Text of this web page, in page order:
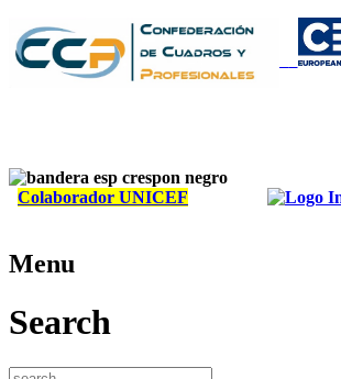
Colaborador UNICEF
Menu
Search